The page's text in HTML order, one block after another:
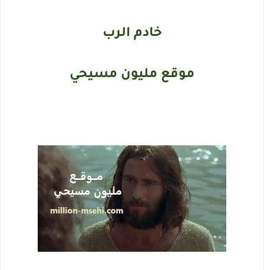
خادم الرب
موقع مليون مسيحي